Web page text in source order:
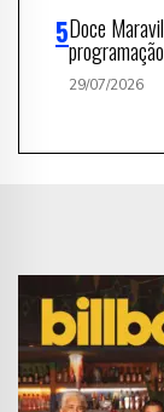
Doce
programação
29/07/2026